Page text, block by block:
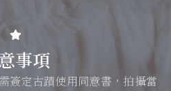
事項
簽定古蹟使用同意書，拍攝當